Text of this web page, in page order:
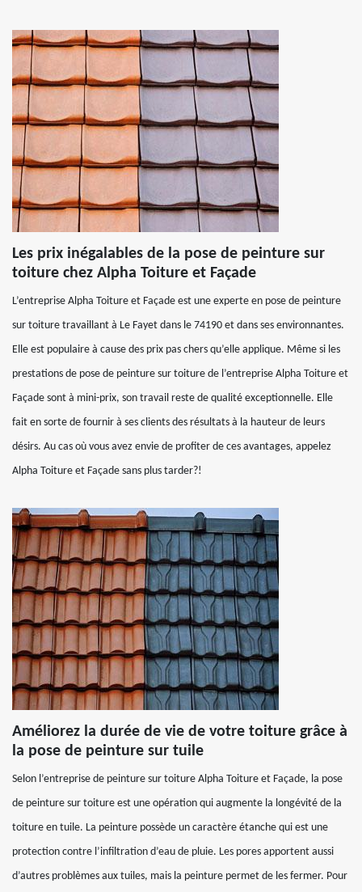
Les prix inégalables de la pose de peinture sur
toiture chez Alpha Toiture et Façade
L’entreprise Alpha Toiture et Façade est une experte en pose de peinture
sur toiture travaillant à Le Fayet dans le 74190 et dans ses environnantes.
Elle est populaire à cause des prix pas chers qu’elle applique. Même si les
prestations de pose de peinture sur toiture de l’entreprise Alpha Toiture et
Façade sont à mini-prix, son travail reste de qualité exceptionnelle. Elle
fait en sorte de fournir à ses clients des résultats à la hauteur de leurs
désirs. Au cas où vous avez envie de profiter de ces avantages, appelez
Alpha Toiture et Façade sans plus tarder?!
Améliorez la durée de vie de votre toiture grâce à
la pose de peinture sur tuile
Selon l’entreprise de peinture sur toiture Alpha Toiture et Façade, la pose
de peinture sur toiture est une opération qui augmente la longévité de la
toiture en tuile. La peinture possède un caractère étanche qui est une
protection contre l’infiltration d’eau de pluie. Les pores apportent aussi
d’autres problèmes aux tuiles, mais la peinture permet de les fermer. Pour